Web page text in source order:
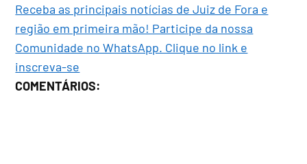
Receba as principais notícias de Juiz de Fora e
região em primeira mão! Participe da nossa
Comunidade no WhatsApp. Clique no link e
inscreva-se
COMENTÁRIOS: